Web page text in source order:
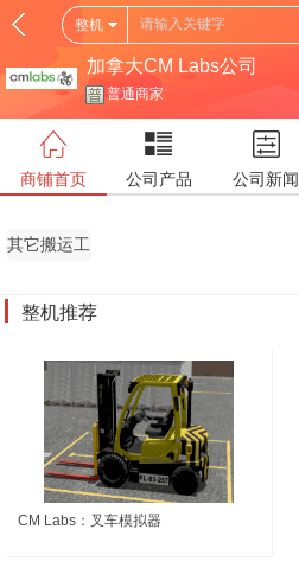
整机
加拿大CM Labs公司
普通商家
商铺首页 公司产品 公司新闻
其它搬运工
整机推荐
CM Labs：叉车模拟器